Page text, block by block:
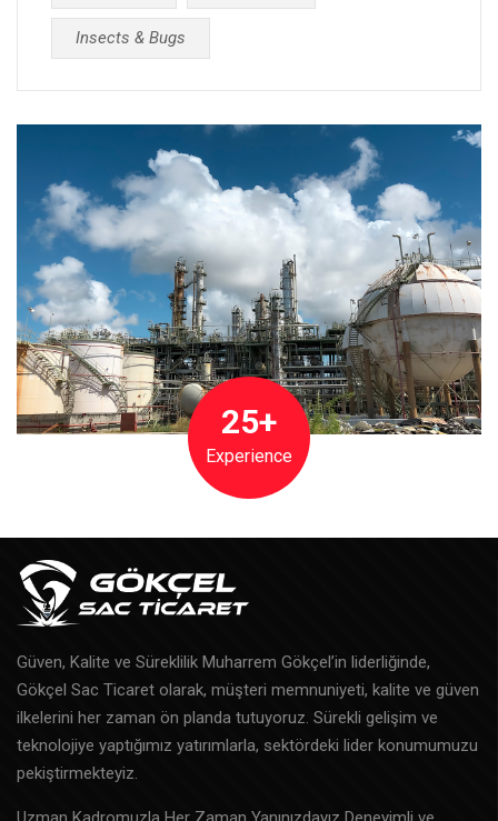
Insects & Bugs
25+
Experience
Güven, Kalite ve Süreklilik Muharrem Gökçel’in liderliğinde,
Gökçel Sac Ticaret olarak, müşteri memnuniyeti, kalite ve güven
ilkelerini her zaman ön planda tutuyoruz. Sürekli gelişim ve
teknolojiye yaptığımız yatırımlarla, sektördeki lider konumumuzu
pekiştirmekteyiz.